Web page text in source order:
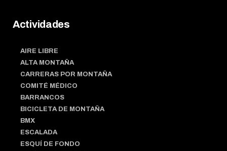
Actividades
AIRE LIBRE
ALTA MONTAÑA
CARRERAS POR MONTAÑA
COMITÉ MÉDICO
BARRANCOS
BICICLETA DE MONTAÑA
BMX
ESCALADA
ESQUÍ DE FONDO